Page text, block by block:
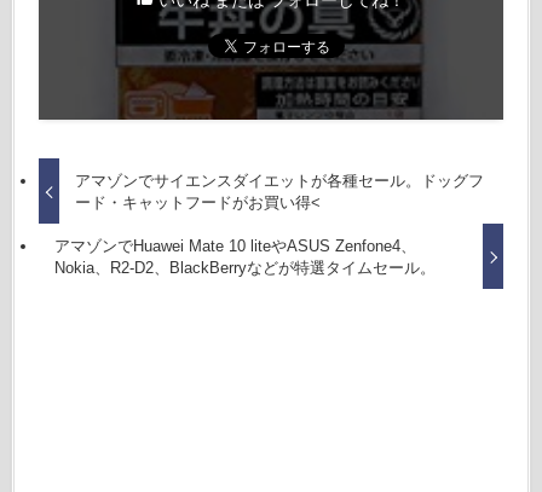
アマゾンでサイエンスダイエットが各種セール。ドッグフ
ード・キャットフードがお買い得<
アマゾンでHuawei Mate 10 liteやASUS Zenfone4、
Nokia、R2-D2、BlackBerryなどが特選タイムセール。